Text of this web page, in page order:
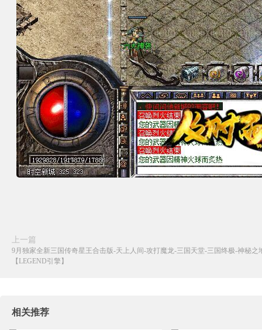
上一篇
9月独家全新三国传奇星王合击版-天上人间-攻打魔龙-三国天堂-三国终极-神秘之
【LEGEND引擎】
相关推荐